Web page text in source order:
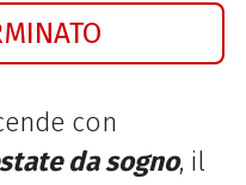
con
da sogno, il